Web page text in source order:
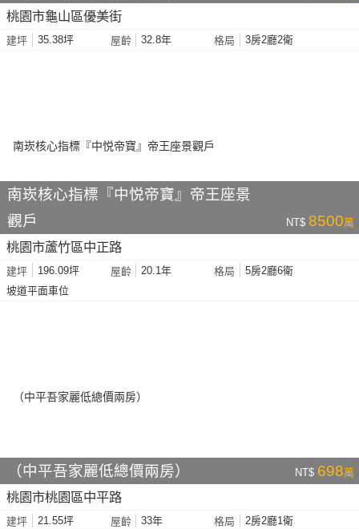
桃園市龜山區優美街
建坪 35.38坪 屋齡 32.8年 格局 3房2廳2衛
南崁核心指標『中悦帝寶』帝王座景
觀戶
NT$ 8500萬
桃園市蘆竹區中正路
建坪 196.09坪 屋齡 20.1年 格局
5房2廳6衛
坡道平面車位
（中平吾家麗低總價兩房） NT$ 698萬
桃園市桃園區中平路
建坪 21.55坪 屋齡 33年 格局 2房2廳1衛